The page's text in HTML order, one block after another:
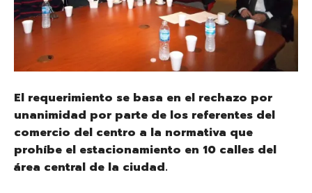
El requerimiento se basa en el rechazo por
unanimidad por parte de los referentes del
comercio del centro a la normativa que
prohíbe el estacionamiento en 10 calles del
área central de la ciudad.